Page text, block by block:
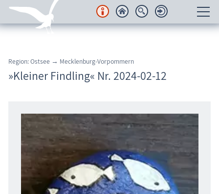
Regionales
Karten
Freizeit
Wissenswertes
Veranstaltungen
Region: Ostsee → Mecklenburg-Vorpommern
»Kleiner Findling« Nr. 2024-02-12